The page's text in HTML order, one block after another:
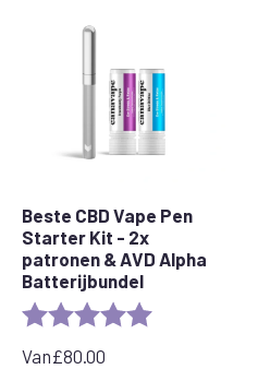
Beste CBD Vape Pen
Starter Kit - 2x
patronen & AVD Alpha
Batterijbundel
Rating: 5.0 out of 5
Van£80.00